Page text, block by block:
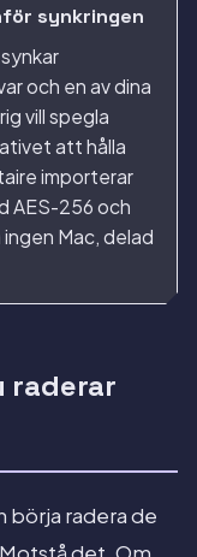
synkringen
och en av dina
vill spegla
att hålla
importerar
AES-256 och
Mac, delad
raderar
börja radera de